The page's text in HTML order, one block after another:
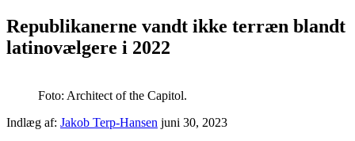
Republikanerne vandt ikke terræn blandt
latinovælgere i 2022
Foto: Architect of the Capitol.
Indlæg af: Jakob Terp-Hansen juni 30, 2023